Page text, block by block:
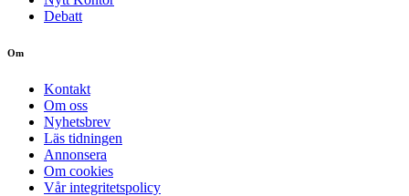
Debatt
Om
Kontakt
Om oss
Nyhetsbrev
Läs tidningen
Annonsera
Om cookies
Vår integritetspolicy